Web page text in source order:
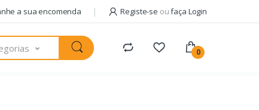
a sua encomenda Registe-se oufaça Login
0